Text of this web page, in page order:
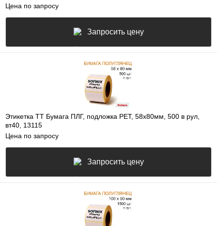
Цена по запросу
Запросить цену
Этикетка ТТ Бумага ПЛГ, подложка РЕТ, 58х80мм, 500 в рул,
вт40, 13115
Цена по запросу
Запросить цену